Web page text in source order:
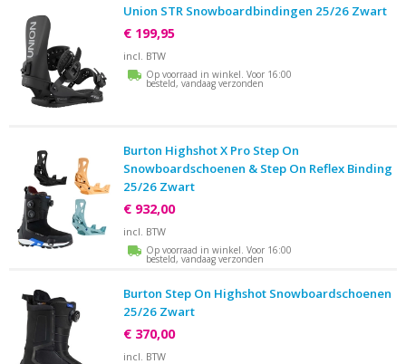
Union STR Snowboardbindingen 25/26 Zwart
€ 199,95
incl. BTW
Op voorraad in winkel. Voor 16:00
besteld, vandaag verzonden
Burton Highshot X Pro Step On
Snowboardschoenen & Step On Reflex Binding
25/26 Zwart
€ 932,00
incl. BTW
Op voorraad in winkel. Voor 16:00
besteld, vandaag verzonden
Burton Step On Highshot Snowboardschoenen
25/26 Zwart
€ 370,00
incl. BTW